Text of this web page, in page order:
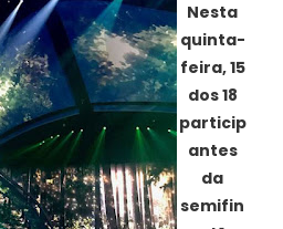
Nesta
quinta-
feira, 15
dos 18
particip
antes
da
semifin